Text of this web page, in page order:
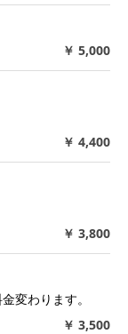
￥ 5,000
￥ 4,400
￥ 3,800
変わります。
￥ 3,500